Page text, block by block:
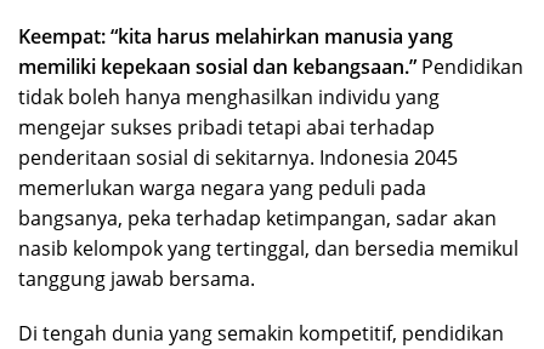
Keempat: “kita harus melahirkan manusia yang
memiliki kepekaan sosial dan kebangsaan.” Pendidikan
tidak boleh hanya menghasilkan individu yang
mengejar sukses pribadi tetapi abai terhadap
penderitaan sosial di sekitarnya. Indonesia 2045
memerlukan warga negara yang peduli pada
bangsanya, peka terhadap ketimpangan, sadar akan
nasib kelompok yang tertinggal, dan bersedia memikul
tanggung jawab bersama.
Di tengah dunia yang semakin kompetitif, pendidikan